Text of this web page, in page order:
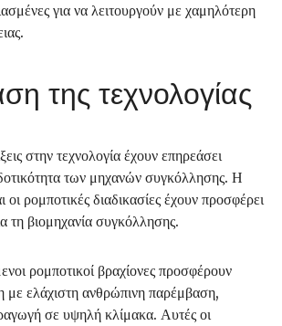
για να λειτουργούν με χαμηλότερη
της τεχνολογίας
στην τεχνολογία έχουν επηρεάσει
των μηχανών συγκόλλησης. Η
οι ρομποτικές διαδικασίες έχουν προσφέρει
τη βιομηχανία συγκόλλησης.
ρομποτικοί βραχίονες προσφέρουν
με ελάχιστη ανθρώπινη παρέμβαση,
σε υψηλή κλίμακα. Αυτές οι